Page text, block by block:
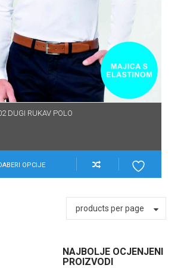
DUGI RUKAV POLO
OPCIJE
products per page
NAJBOLJE OCJENJENI
PROIZVODI